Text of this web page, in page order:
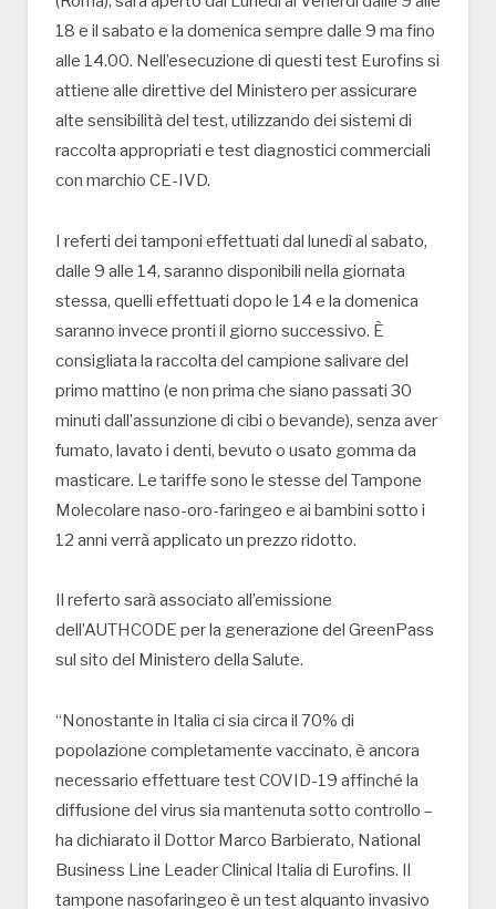
18 e il sabato e la domenica sempre dalle 9 ma fino
alle 14.00. Nell’esecuzione di questi test Eurofins si
attiene alle direttive del Ministero per assicurare
alte sensibilità del test, utilizzando dei sistemi di
raccolta appropriati e test diagnostici commerciali
con marchio CE-IVD.
I referti dei tamponi effettuati dal lunedì al sabato,
dalle 9 alle 14, saranno disponibili nella giornata
stessa, quelli effettuati dopo le 14 e la domenica
saranno invece pronti il giorno successivo. È
consigliata la raccolta del campione salivare del
primo mattino (e non prima che siano passati 30
minuti dall’assunzione di cibi o bevande), senza aver
fumato, lavato i denti, bevuto o usato gomma da
masticare. Le tariffe sono le stesse del Tampone
Molecolare naso-oro-faringeo e ai bambini sotto i
12 anni verrà applicato un prezzo ridotto.
Il referto sarà associato all’emissione
dell’AUTHCODE per la generazione del GreenPass
sul sito del Ministero della Salute.
“Nonostante in Italia ci sia circa il 70% di
popolazione completamente vaccinato, è ancora
necessario effettuare test COVID-19 affinché la
diffusione del virus sia mantenuta sotto controllo –
ha dichiarato il Dottor Marco Barbierato, National
Business Line Leader Clinical Italia di Eurofins. Il
tampone nasofaringeo è un test alquanto invasivo